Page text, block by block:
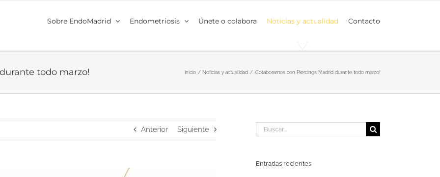
Sobre EndoMadrid Endometriosis Únete o colabora Noticias y actualidad Contacto
todo marzo! Inicio Noticias y actualidad ¡Colaboramos con Piercings Madrid durante todo marzo!
Anterior Siguiente Buscar:
Entradas recientes